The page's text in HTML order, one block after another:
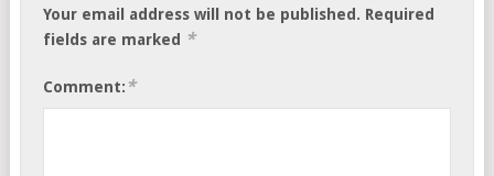
Your email address will not be published. Required
fields are marked
*
Comment: *